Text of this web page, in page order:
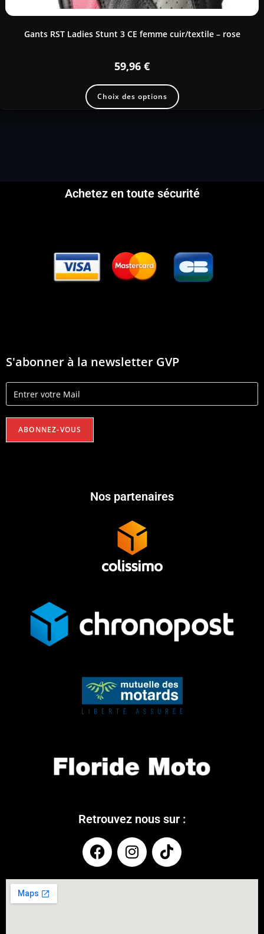
Gants RST Ladies Stunt 3 CE femme cuir/textile – rose
59,96 €
Choix des options
Achetez en toute sécurité
S'abonner à la newsletter GVP
Nos partenaires
Retrouvez nous sur :